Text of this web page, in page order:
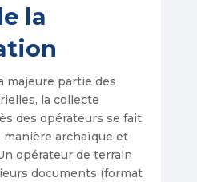
la
majeure partie des
la collecte
des opérateurs se fait
archaïque et
opérateur de terrain
documents (format